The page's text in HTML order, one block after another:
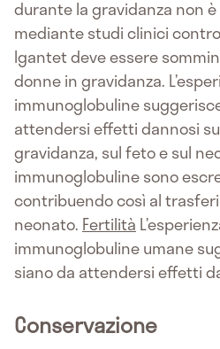
durante la gravidanza non
mediante studi clinici
Igantet deve essere
donne in gravidanza.
immunoglobuline
attendersi effetti dannosi
gravidanza, sul feto e sul
immunoglobuline sono
contribuendo così al
neonato. Fertilità
immunoglobuline umane
siano da attendersi effetti
Conservazione